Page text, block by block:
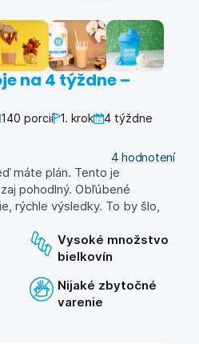
na 4 týždne –
140 porcií 1. krok 4 týždne
4 hodnotení
máte plán. Tento je
pohodlný. Obľúbené
rýchle výsledky. To by šlo,
Vysoké množstvo
bielkovín
Nijaké zbytočné
varenie